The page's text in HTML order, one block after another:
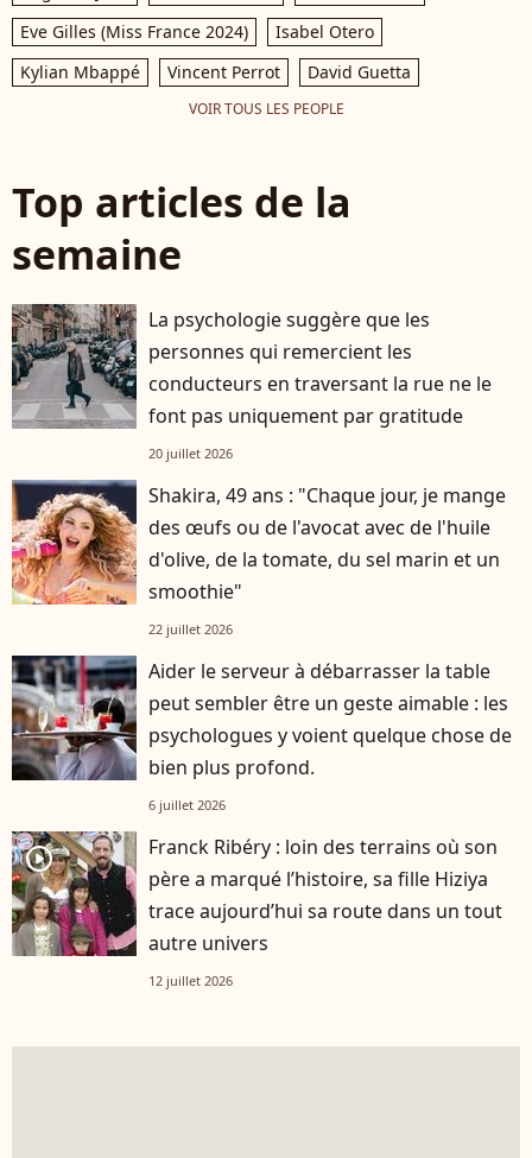
Eve Gilles (Miss France 2024)
Isabel Otero
Kylian Mbappé
Vincent Perrot David Guetta
VOIR TOUS LES PEOPLE
Top articles de la
semaine
La psychologie suggère que les
personnes qui remercient les
conducteurs en traversant la rue ne le
font pas uniquement par gratitude
20 juillet 2026
Shakira, 49 ans : "Chaque jour, je mange
des œufs ou de l'avocat avec de l'huile
d'olive, de la tomate, du sel marin et un
smoothie"
22 juillet 2026
Aider le serveur à débarrasser la table
peut sembler être un geste aimable : les
psychologues y voient quelque chose de
bien plus profond.
6 juillet 2026
player2
Franck Ribéry : loin des terrains où son
père a marqué l’histoire, sa fille Hiziya
trace aujourd’hui sa route dans un tout
autre univers
12 juillet 2026